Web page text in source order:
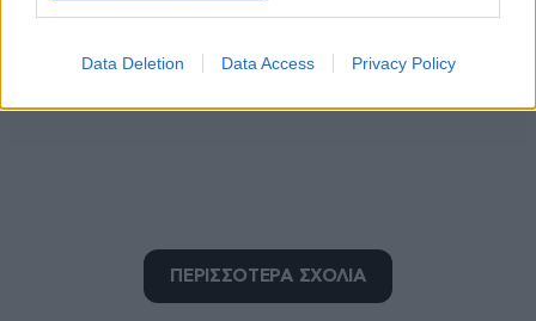
Data Deletion Data Access Privacy Policy
02·08·2020 03:06
ΠΕΡΙΣΣΟΤΕΡΑ ΣΧΟΛΙΑ